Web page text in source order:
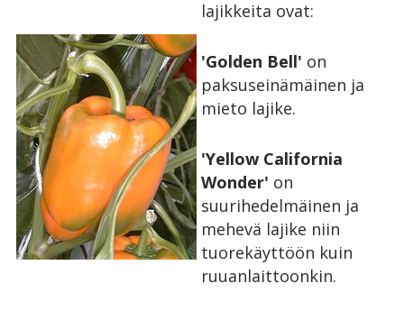
lajikkeita ovat:
'Golden Bell' on
paksuseinämäinen ja
mieto lajike.
'Yellow California
Wonder' on
suurihedelmäinen ja
mehevä lajike niin
tuorekäyttöön kuin
ruuanlaittoonkin.